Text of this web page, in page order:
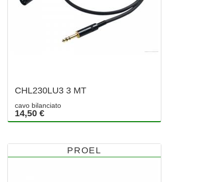
CHL230LU3 3 MT
cavo bilanciato
14,50 €
PROEL